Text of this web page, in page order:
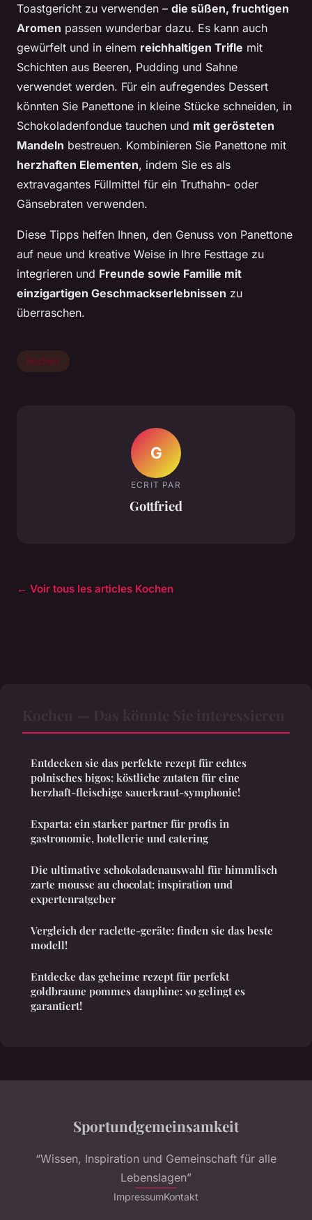
Toastgericht zu verwenden – die süßen, fruchtigen
Aromen passen wunderbar dazu. Es kann auch
gewürfelt und in einem reichhaltigen Trifle mit
Schichten aus Beeren, Pudding und Sahne
verwendet werden. Für ein aufregendes Dessert
könnten Sie Panettone in kleine Stücke schneiden, in
Schokoladenfondue tauchen und mit gerösteten
Mandeln bestreuen. Kombinieren Sie Panettone mit
herzhaften Elementen, indem Sie es als
extravagantes Füllmittel für ein Truthahn- oder
Gänsebraten verwenden.
Diese Tipps helfen Ihnen, den Genuss von Panettone
auf neue und kreative Weise in Ihre Festtage zu
integrieren und Freunde sowie Familie mit
einzigartigen Geschmackserlebnissen zu
überraschen.
kochen
G
ECRIT PAR
Gottfried
← Voir tous les articles Kochen
Entdecken sie das perfekte rezept für echtes
polnisches bigos: köstliche zutaten für eine
herzhaft-fleischige sauerkraut-symphonie!
Exparta: ein starker partner für profis in
gastronomie, hotellerie und catering
Die ultimative schokoladenauswahl für himmlisch
zarte mousse au chocolat: inspiration und
expertenratgeber
Vergleich der raclette-geräte: finden sie das beste
modell!
Entdecke das geheime rezept für perfekt
goldbraune pommes dauphine: so gelingt es
garantiert!
Sportundgemeinsamkeit
“Wissen, Inspiration und Gemeinschaft für alle
Lebenslagen”
ImpressumKontakt